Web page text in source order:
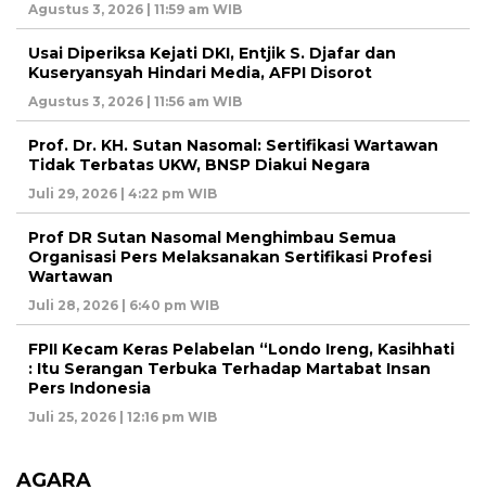
Agustus 3, 2026 | 11:59 am WIB
Usai Diperiksa Kejati DKI, Entjik S. Djafar dan
Kuseryansyah Hindari Media, AFPI Disorot
Agustus 3, 2026 | 11:56 am WIB
Prof. Dr. KH. Sutan Nasomal: Sertifikasi Wartawan
Tidak Terbatas UKW, BNSP Diakui Negara
Juli 29, 2026 | 4:22 pm WIB
Prof DR Sutan Nasomal Menghimbau Semua
Organisasi Pers Melaksanakan Sertifikasi Profesi
Wartawan
Juli 28, 2026 | 6:40 pm WIB
FPII Kecam Keras Pelabelan “Londo Ireng, Kasihhati
: Itu Serangan Terbuka Terhadap Martabat Insan
Pers Indonesia
Juli 25, 2026 | 12:16 pm WIB
AGARA